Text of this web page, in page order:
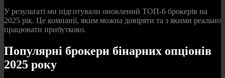
У результаті ми підготували оновлений ТОП-6 брокерів на
2025 рік. Це компанії, яким можна довіряти та з якими реально
працювати прибутково.
Популярні брокери бінарних опціонів
2025 року